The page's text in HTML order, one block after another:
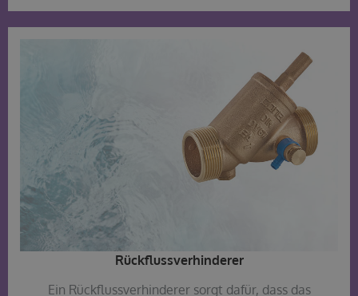
Rückflussverhinderer​
Ein Rückflussverhinderer sorgt dafür, dass das